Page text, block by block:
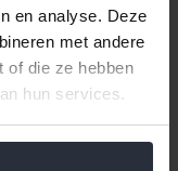
en analyse. Deze
met andere
of die ze hebben
hun services.